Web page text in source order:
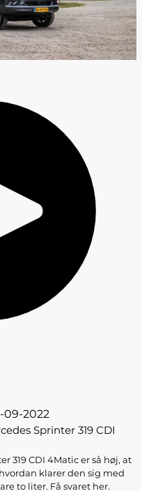
09-2022
Sprinter 319 CDI
319 CDI 4Matic er så høj, at
klarer den sig med
to liter. Få svaret her.